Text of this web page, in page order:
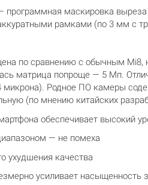
маскировка
рамками (по 3 мм с
по сравнению с обычным
матрица попроще — 5 Мп.
микрона). Родное ПО камеры
(по мнению китайских
обеспечивает высокий
— не помеха
ухудшения качества
усиливает насыщенность